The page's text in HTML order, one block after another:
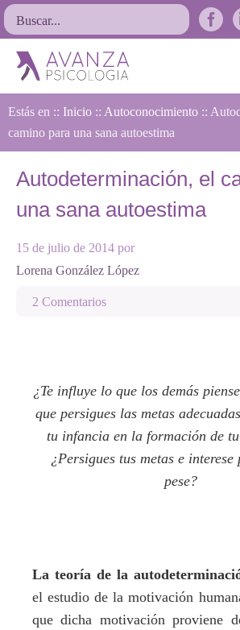
Saltar
a
navegación
principal
Saltar
al
contenido
principal
Saltar
al
pie
página
Buscar...
Avanza
Psicología
Estás en :: Inicio :: Autoconocimiento ::
camino para una sana autoestima
Autodeterminación, el
una sana autoestima
15 de julio de 2014 por
Lorena González López
2 Comentarios
¿Te influye lo que los demás
que persigues las metas
tu infancia en la formación de
¿Persigues tus metas e interese
pese?
La teoría de la
el estudio de la motivación
que dicha motivación proviene